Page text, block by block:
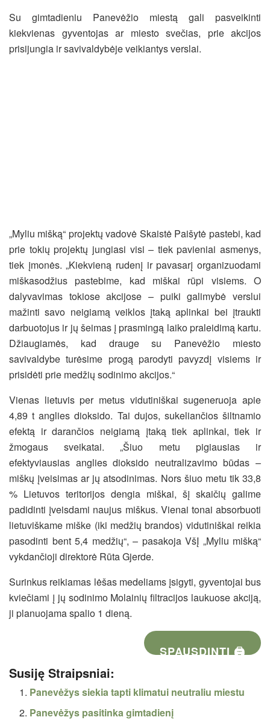
Su gimtadieniu Panevėžio miestą gali pasveikinti
kiekvienas gyventojas ar miesto svečias, prie akcijos
prisijungia ir savivaldybėje veikiantys verslai.
„Myliu mišką“ projektų vadovė Skaistė Paišytė pastebi, kad
prie tokių projektų jungiasi visi – tiek pavieniai asmenys,
tiek įmonės. „Kiekvieną rudenį ir pavasarį organizuodami
miškasodžius pastebime, kad miškai rūpi visiems. O
dalyvavimas tokiose akcijose – puiki galimybė verslui
mažinti savo neigiamą veiklos įtaką aplinkai bei įtraukti
darbuotojus ir jų šeimas į prasmingą laiko praleidimą kartu.
Džiaugiamės, kad drauge su Panevėžio miesto
savivaldybe turėsime progą parodyti pavyzdį visiems ir
prisidėti prie medžių sodinimo akcijos.“
Vienas lietuvis per metus vidutiniškai sugeneruoja apie
4,89 t anglies dioksido. Tai dujos, sukeliančios šiltnamio
efektą ir darančios neigiamą įtaką tiek aplinkai, tiek ir
žmogaus sveikatai. „Šiuo metu pigiausias ir
efektyviausias anglies dioksido neutralizavimo būdas –
miškų įveisimas ar jų atsodinimas. Nors šiuo metu tik 33,8
% Lietuvos teritorijos dengia miškai, šį skaičių galime
padidinti įveisdami naujus miškus. Vienai tonai absorbuoti
lietuviškame miške (iki medžių brandos) vidutiniškai reikia
pasodinti bent 5,4 medžių“, – pasakoja VšĮ „Myliu mišką“
vykdančioji direktorė Rūta Gjerde.
Surinkus reikiamas lėšas medeliams įsigyti, gyventojai bus
kviečiami į jų sodinimo Molainių filtracijos laukuose akciją,
ji planuojama spalio 1 dieną.
SPAUSDINTI 🖨
Susiję Straipsniai:
Panevėžys siekia tapti klimatui neutraliu miestu
Panevėžys pasitinka gimtadienį